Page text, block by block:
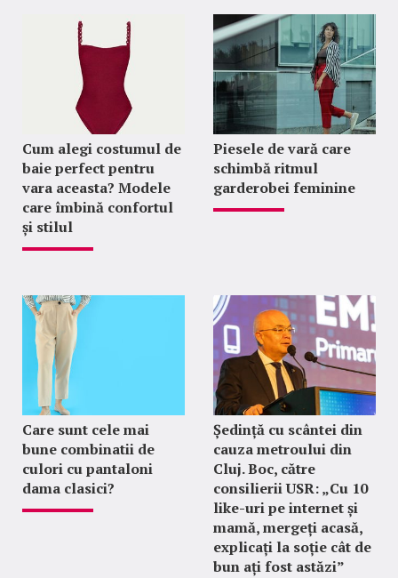
Cum alegi costumul de
baie perfect pentru
vara aceasta? Modele
care îmbină confortul
și stilul
Piesele de vară care
schimbă ritmul
garderobei feminine
Care sunt cele mai
bune combinatii de
culori cu pantaloni
dama clasici?
Ședință cu scântei din
cauza metroului din
Cluj. Boc, către
consilierii USR: „Cu 10
like-uri pe internet și
mamă, mergeți acasă,
explicați la soție cât de
bun ați fost astăzi”